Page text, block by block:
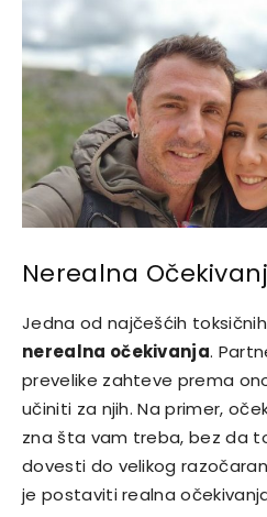
Nerealna
Jedna od najčešćih
nerealna očekivanja.
prevelike zahteve prema
učiniti za njih. Na primer,
zna šta vam treba, bez da
dovesti do velikog
je postaviti realna